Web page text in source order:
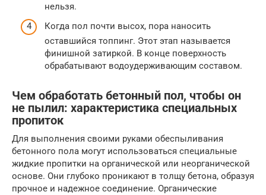
нельзя.
Когда пол почти высох, пора наносить
оставшийся топпинг. Этот этап называется
финишной затиркой. В конце поверхность
обрабатывают водоудерживающим составом.
Чем обработать бетонный пол, чтобы он
не пылил: характеристика специальных
пропиток
Для выполнения своими руками обеспыливания
бетонного пола могут использоваться специальные
жидкие пропитки на органической или неорганической
основе. Они глубоко проникают в толщу бетона, образуя
прочное и надежное соединение. Органические